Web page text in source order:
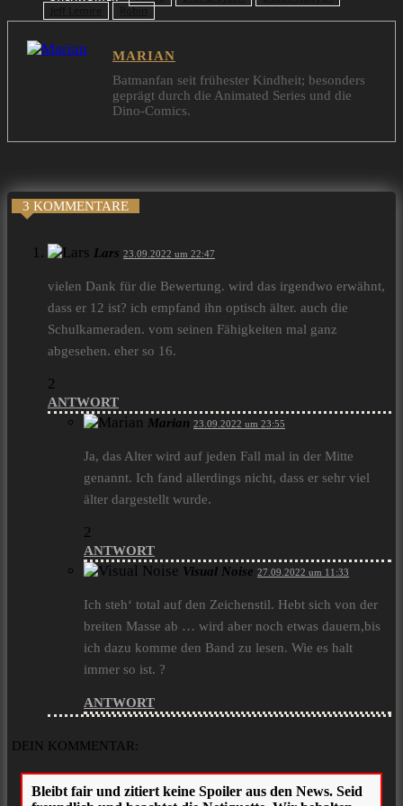
Robin
MARIAN
Batmanfan seit frühester Kindheit; besonders
geprägt durch die Animated Series und die
Dino-Comics.
3 KOMMENTARE
Lars 23.09.2022 um 22:47
vielen Dank für die Bewertung. wird das irgendwo erwähnt,
dass er 12 ist? ich empfand ihn optisch älter. auch die
Schulkameraden. vom seinen Fähigkeiten mal ganz
abgesehen. eher so 16.
2
ANTWORT
Marian 23.09.2022 um 23:55
Ja, das Alter wird auf jeden Fall mal in der Mitte
genannt. Ich fand allerdings nicht, dass er sehr viel
älter dargestellt wurde.
2
ANTWORT
Visual Noise 27.09.2022 um 11:33
Ich steh‘ total auf den Zeichenstil. Hebt sich von der
breiten Masse ab … wird aber noch etwas dauern,bis
ich dazu komme den Band zu lesen. Wie es halt
immer so ist. ?
ANTWORT
DEIN KOMMENTAR: